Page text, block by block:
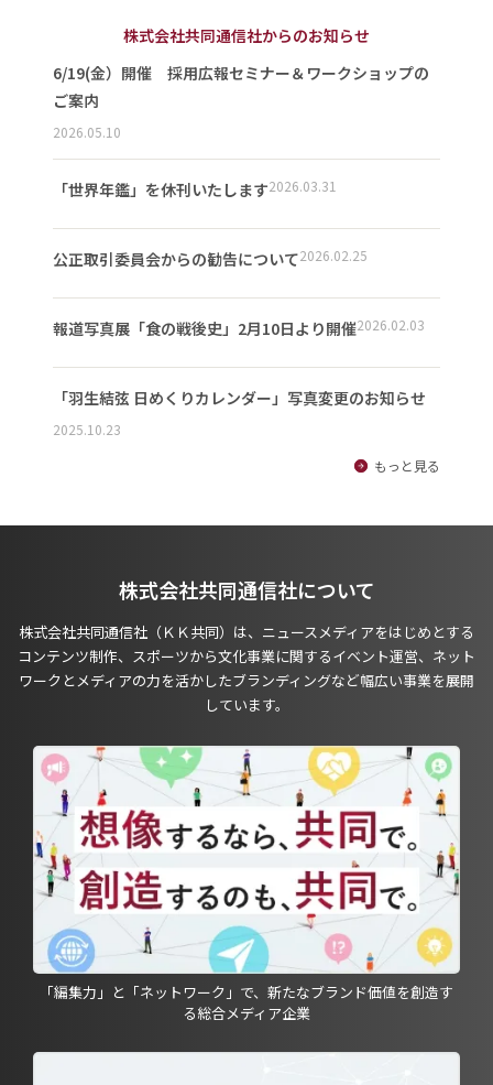
株式会社共同通信社からのお知らせ
6/19(金）開催 採用広報セミナー＆ワークショップの
ご案内
2026.05.10
「世界年鑑」を休刊いたします2026.03.31
公正取引委員会からの勧告について2026.02.25
報道写真展「食の戦後史」2月10日より開催2026.02.03
「羽生結弦 日めくりカレンダー」写真変更のお知らせ
2025.10.23
もっと見る
株式会社共同通信社について
株式会社共同通信社（ＫＫ共同）は、ニュースメディアをはじめとする
コンテンツ制作、スポーツから文化事業に関するイベント運営、ネット
ワークとメディアの力を活かしたブランディングなど幅広い事業を展開
しています。
「編集力」と「ネットワーク」で、新たなブランド価値を創造す
る総合メディア企業